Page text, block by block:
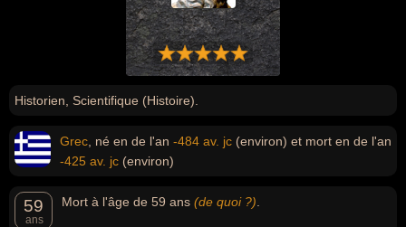
Historien, Scientifique (Histoire).
Grec , né en de l'an -484 av. jc (environ) et mort en de l'an
-425 av. jc (environ)
59
ans
Mort à l'âge de 59 ans (de quoi ?)